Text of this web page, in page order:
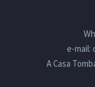
e-mail:
A Casa